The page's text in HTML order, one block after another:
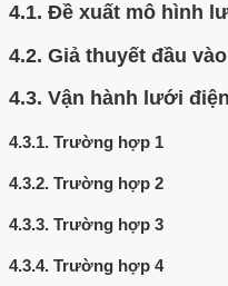
4.1. Đề xuất mô hình
4.2. Giả thuyết đầu
4.3. Vận hành lưới
4.3.1. Trường hợp 1
4.3.2. Trường hợp 2
4.3.3. Trường hợp 3
4.3.4. Trường hợp 4